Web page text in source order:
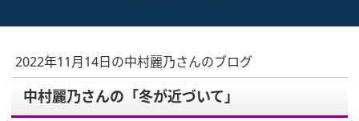
2022年11月14日の中村麗乃さんのブログ
中村麗乃さんの「冬が近づいて」